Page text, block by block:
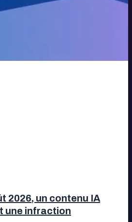
2026, un contenu IA
une infraction